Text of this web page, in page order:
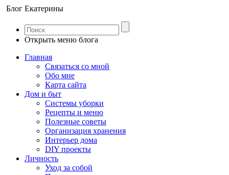
Блог Екатерины
Открыть меню блога
Главная
Связаться со мной
Обо мне
Карта сайта
Дом и быт
Системы уборки
Рецепты и меню
Полезные советы
Организация хранения
Интерьер дома
DIY проекты
Личность
Уход за собой